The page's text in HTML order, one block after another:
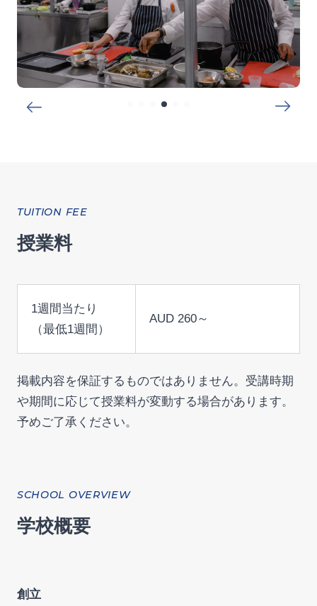
TUITION FEE
授業料
1週間当たり
（最低1週間）
AUD 260～
掲載内容を保証するものではありません。受講時期
や期間に応じて授業料が変動する場合があります。
予めご了承ください。
SCHOOL OVERVIEW
学校概要
創立